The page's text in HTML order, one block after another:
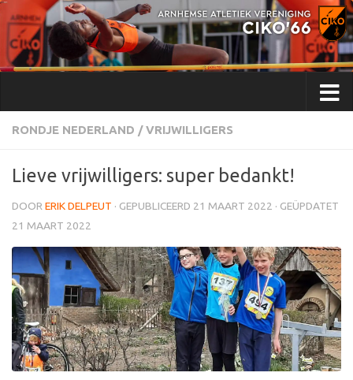
Doorgaan naar inhoud
RONDJE NEDERLAND / VRIJWILLIGERS
Lieve vrijwilligers: super bedankt!
DOOR ERIK DELPEUT · GEPUBLICEERD 21 MAART 2022 · GEÜPDATET
21 MAART 2022